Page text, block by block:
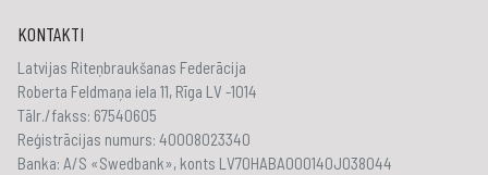
KONTAKTI
Latvijas Riteņbraukšanas Federācija
Roberta Feldmaņa iela 11, Rīga LV -1014
Tālr./fakss: 67540605
Reģistrācijas numurs: 40008023340
Banka: A/S «Swedbank», konts LV70HABA000140J038044